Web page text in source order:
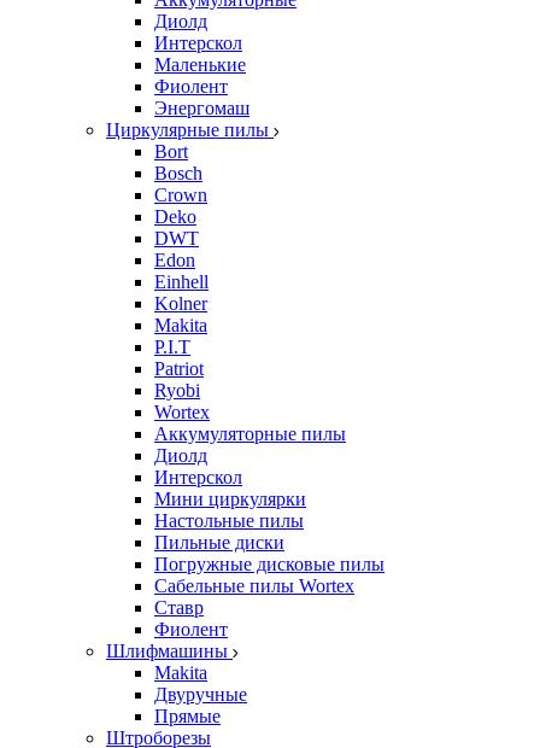
Диолд
Интерскол
Маленькие
Фиолент
Энергомаш
Циркулярные пилы
Bort
Bosch
Crown
Deko
DWT
Edon
Einhell
Kolner
Makita
P.I.T
Patriot
Ryobi
Wortex
Аккумуляторные пилы
Диолд
Интерскол
Мини циркулярки
Настольные пилы
Пильные диски
Погружные дисковые пилы
Сабельные пилы Wortex
Ставр
Фиолент
Шлифмашины
Makita
Двуручные
Прямые
Штроборезы